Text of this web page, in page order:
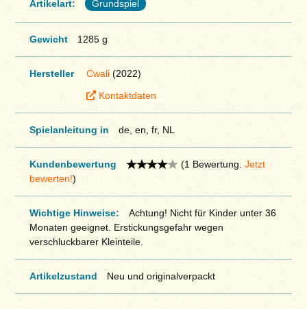
Artikelart: Grundspiel
Gewicht 1285 g
Hersteller Cwali(2022)
Kontaktdaten
Spielanleitung in de, en, fr, NL
Kundenbewertung (1 Bewertung. Jetzt
bewerten!)
Wichtige Hinweise:
Achtung! Nicht für Kinder unter 36
Monaten geeignet. Erstickungsgefahr wegen
verschluckbarer Kleinteile.
Artikelzustand Neu und originalverpackt